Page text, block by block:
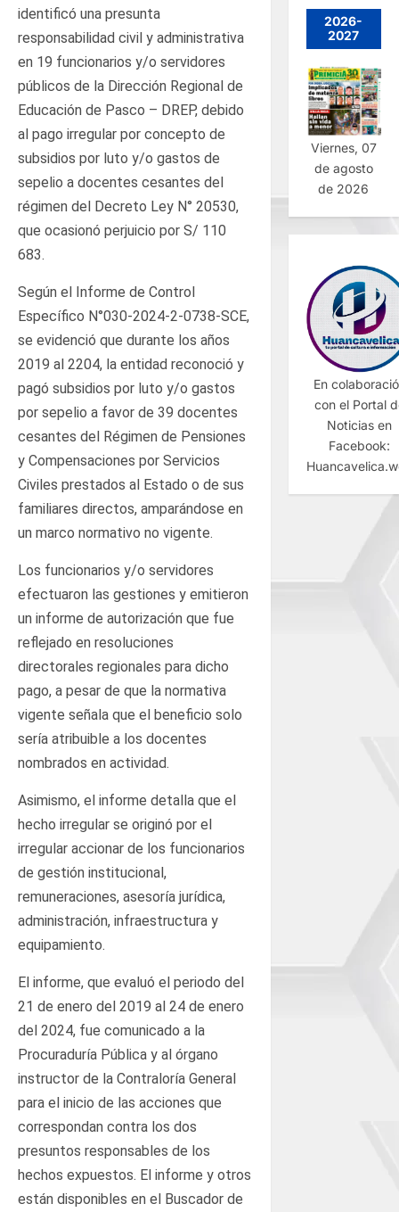
identificó una presunta
responsabilidad civil y administrativa
en 19 funcionarios y/o servidores
públicos de la Dirección Regional de
Educación de Pasco – DREP, debido
al pago irregular por concepto de
subsidios por luto y/o gastos de
sepelio a docentes cesantes del
régimen del Decreto Ley N° 20530,
que ocasionó perjuicio por S/ 110
683.
Según el Informe de Control
Específico N°030-2024-2-0738-SCE,
se evidenció que durante los años
2019 al 2204, la entidad reconoció y
pagó subsidios por luto y/o gastos
por sepelio a favor de 39 docentes
cesantes del Régimen de Pensiones
y Compensaciones por Servicios
Civiles prestados al Estado o de sus
familiares directos, amparándose en
un marco normativo no vigente.
Los funcionarios y/o servidores
efectuaron las gestiones y emitieron
un informe de autorización que fue
reflejado en resoluciones
directorales regionales para dicho
pago, a pesar de que la normativa
vigente señala que el beneficio solo
sería atribuible a los docentes
nombrados en actividad.
Asimismo, el informe detalla que el
hecho irregular se originó por el
irregular accionar de los funcionarios
de gestión institucional,
remuneraciones, asesoría jurídica,
administración, infraestructura y
equipamiento.
El informe, que evaluó el periodo del
21 de enero del 2019 al 24 de enero
del 2024, fue comunicado a la
Procuraduría Pública y al órgano
instructor de la Contraloría General
para el inicio de las acciones que
correspondan contra los dos
presuntos responsables de los
hechos expuestos. El informe y otros
están disponibles en el Buscador de
2026-
2027
Viernes, 07
de agosto
de 2026
En
con el Portal
Noticias en
Facebook: